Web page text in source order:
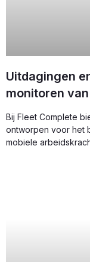
Uitdagingen
monitoren
Bij Fleet Complete
ontworpen voor het
mobiele